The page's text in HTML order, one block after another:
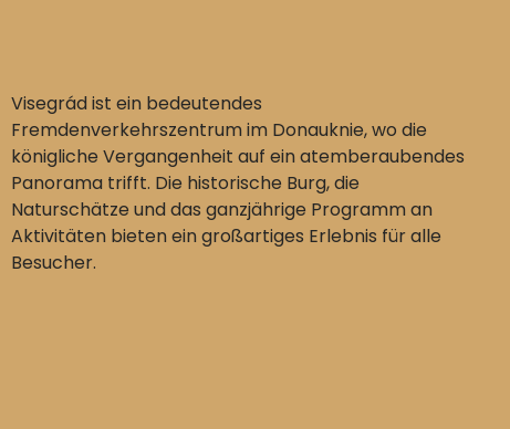
Visegrád ist ein bedeutendes
Fremdenverkehrszentrum im Donauknie, wo die
königliche Vergangenheit auf ein atemberaubendes
Panorama trifft. Die historische Burg, die
Naturschätze und das ganzjährige Programm an
Aktivitäten bieten ein großartiges Erlebnis für alle
Besucher.